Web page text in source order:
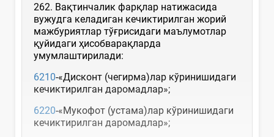
262. Вақтинчалик фарқлар натижасида
вужудга келадиган кечиктирилган жорий
мажбуриятлар тўғрисидаги маълумотлар
қуйидаги ҳисобварақларда
умумлаштирилади:
6210-«Дисконт (чегирма)лар кўринишидаги
кечиктирилган даромадлар»;
6220-«Мукофот (устама)лар кўринишидаги
кечиктирилган даромадлар»;